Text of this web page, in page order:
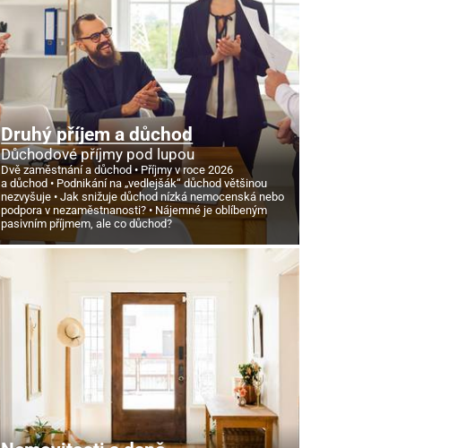
Druhý příjem a důchod
Důchodové příjmy pod lupou
Dvě zaměstnání a důchod
Příjmy v roce 2026
a důchod
Podnikání na „vedlejšák“ důchod většinou
nezvyšuje
Jak snižuje důchod nízká nemocenská nebo
podpora v nezaměstnanosti?
Nájemné je oblíbeným
pasivním příjmem, ale co důchod?